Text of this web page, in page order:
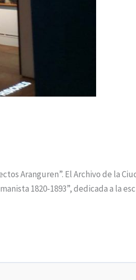
Aranguren”. El Archivo de la
1820-1893”, dedicada a la